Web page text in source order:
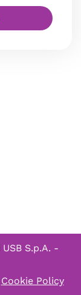
USB S.p.A. -
Cookie Policy